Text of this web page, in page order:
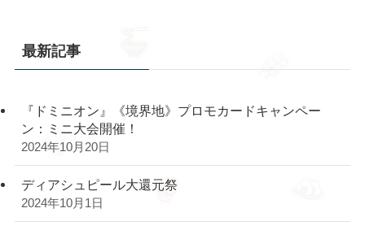
最新記事
『ドミニオン』《境界地》プロモカードキャンペー
ン：ミニ大会開催！
2024年10月20日
ディアシュピール大還元祭
2024年10月1日